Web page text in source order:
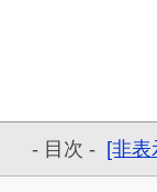
- 目次 - [非表